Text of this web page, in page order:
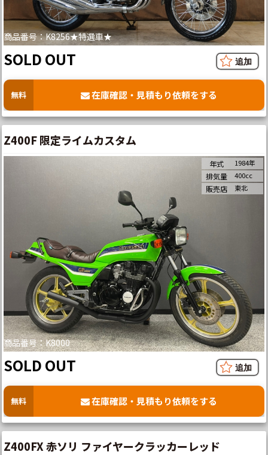
商品番号：K8256★特選車★
SOLD OUT
無料 在庫確認・見積もり依頼をする
Z400F 限定ライムカスタム
商品番号：K8000
年式 1984年
排気量 400cc
販売店 東北
SOLD OUT
無料 在庫確認・見積もり依頼をする
Z400FX 赤ソリ ファイヤークラッカーレッド